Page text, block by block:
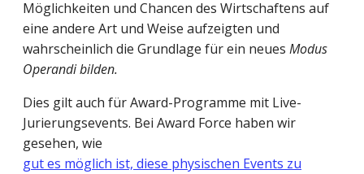
Möglichkeiten und Chancen des Wirtschaftens auf
eine andere Art und Weise aufzeigten und
wahrscheinlich die Grundlage für ein neues Modus
Operandi bilden.
Dies gilt auch für Award-Programme mit Live-
Jurierungsevents. Bei Award Force haben wir
gesehen, wie
gut es möglich ist, diese physischen Events zu